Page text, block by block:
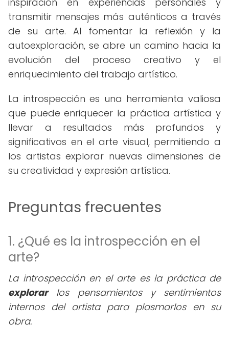
transmitir mensajes más auténticos a través
de su arte. Al fomentar la reflexión y la
autoexploración, se abre un camino hacia la
evolución del proceso creativo y el
enriquecimiento del trabajo artístico.
La introspección es una herramienta valiosa
que puede enriquecer la práctica artística y
llevar a resultados más profundos y
significativos en el arte visual, permitiendo a
los artistas explorar nuevas dimensiones de
su creatividad y expresión artística.
Preguntas frecuentes
1. ¿Qué es la introspección en el
arte?
La introspección en el arte es la práctica de
explorarlos pensamientos y sentimientos
internos del artista para plasmarlos en su
obra.